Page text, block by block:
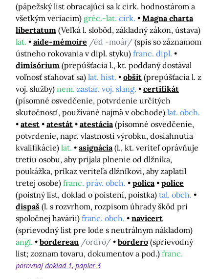
(pápežský list obracajúci sa k cirk. hodnostárom a
všetkým veriacim) gréc.-lat. cirk.
Magna charta
libertatum (Veľká l. slobôd, základný zákon, ústava)
lat.
aide-mémoire /éd -moár/ (spis so záznamom
ústneho rokovania v dipl. styku) franc. dipl.
dimisórium (prepúšťacia l., kt. poddaný dostával
voľnosť sťahovať sa) lat. hist. obšit (prepúšťacia l. z
voj. služby) nem. zastar. voj. slang.
certifikát
(písomné osvedčenie, potvrdenie určitých
skutočností, používané najmä v obchode) lat. obch.
atest
atestát atestácia (písomné osvedčenie,
potvrdenie, napr. vlastností výrobku, dosiahnutia
kvalifikácie) lat. asignácia (l., kt. veriteľ oprávňuje
tretiu osobu, aby prijala plnenie od dlžníka,
poukážka, príkaz veriteľa dlžníkovi, aby zaplatil
tretej osobe) franc. práv. obch. polica
police
(poistný list, doklad o poistení, poistka) tal. obch.
dispaš (l. s rozvrhom, rozpisom úhrady škôd pri
spoločnej havárii) franc. obch.
navicert
(sprievodný list pre lode s neutrálnym nákladom)
angl.
bordereau /ordró/ bordero (sprievodný
list; zoznam tovaru, dokumentov a pod.) franc.
porovnajdoklad 1 papier 3